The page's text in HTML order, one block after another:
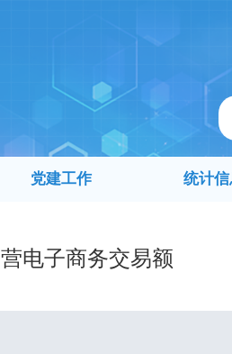
党建工作 统计
电子商务交易额